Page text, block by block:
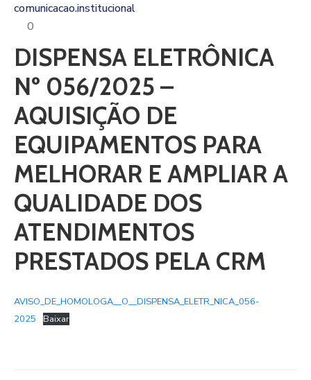
comunicacao.institucional
0
DISPENSA ELETRÔNICA
Nº 056/2025 –
AQUISIÇÃO DE
EQUIPAMENTOS PARA
MELHORAR E AMPLIAR A
QUALIDADE DOS
ATENDIMENTOS
PRESTADOS PELA CRM
AVISO_DE_HOMOLOGA__O__DISPENSA_ELETR_NICA_056-
2025
Baixar